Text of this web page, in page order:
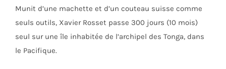
Munit d’une machette et d’un couteau suisse comme
seuls outils, Xavier Rosset passe 300 jours (10 mois)
seul sur une île inhabitée de l’archipel des Tonga, dans
le Pacifique.